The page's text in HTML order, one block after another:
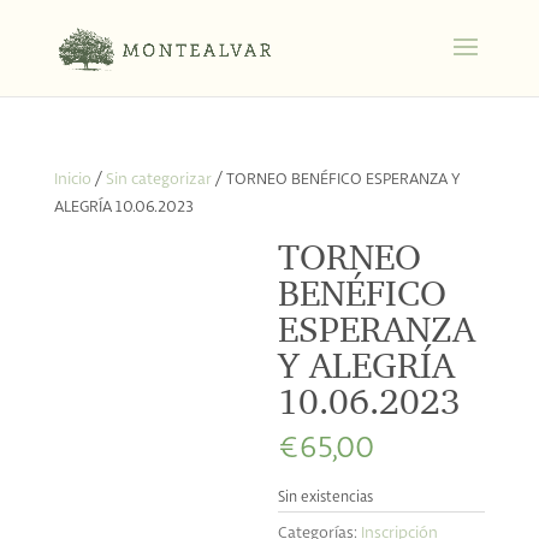
Inicio / Sin categorizar/ TORNEO BENÉFICO ESPERANZA Y
ALEGRÍA 10.06.2023
TORNEO
BENÉFICO
ESPERANZA
Y ALEGRÍA
10.06.2023
€65,00
Sin existencias
Categorías:
Inscripción